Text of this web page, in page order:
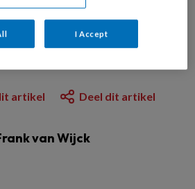
inTandartsPraktijk nr.
artikel Deel dit artikel
van Wijck
I Accept